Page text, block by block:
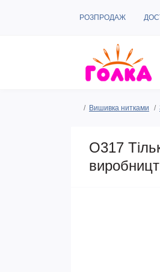
РОЗПРОДАЖ
Вишивка нитками
O317